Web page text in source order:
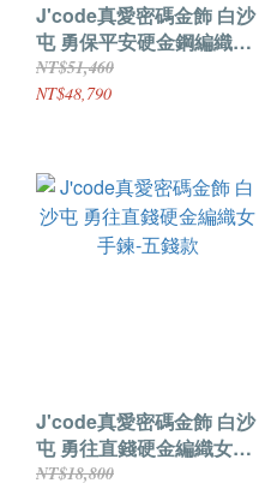
J'code真愛密碼金飾 白沙
屯 勇保平安硬金鋼編織男
手鍊
NT$51,460
NT$48,790
J'code真愛密碼金飾 白沙
屯 勇往直錢硬金編織女手
鍊-五錢款
NT$18,800